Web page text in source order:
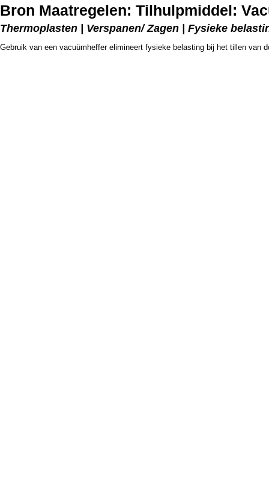
Bron Maatregelen: Tilhulpmiddel:
Thermoplasten | Verspanen/ Zagen | Fysieke
Gebruik van een vacuümheffer elimineert fysieke belasting bij het tillen van